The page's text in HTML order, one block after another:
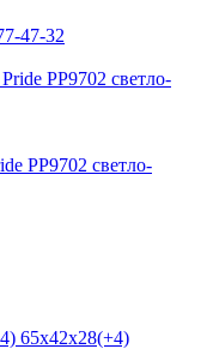
47-32
PP9702 светло-
65х42х28(+4)